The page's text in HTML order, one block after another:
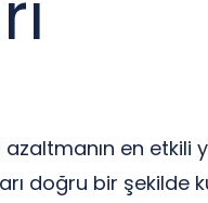
en
doğru bir